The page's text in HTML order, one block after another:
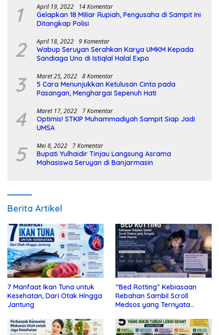
1 April 19, 2022 14 Komentar
Gelapkan 18 Miliar Rupiah, Pengusaha di Sampit Ini
Ditangkap Polisi
2 April 18, 2022 9 Komentar
Wabup Seruyan Serahkan Karya UMKM Kepada
Sandiaga Uno di Istiqlal Halal Expo
3 Maret 25, 2022 8 Komentar
5 Cara Menunjukkan Ketulusan Cinta pada
Pasangan, Menghargai Sepenuh Hati
4 Maret 17, 2022 7 Komentar
Optimis! STKIP Muhammadiyah Sampit Siap Jadi
UMSA
5 Mei 8, 2022 7 Komentar
Bupati Yulhaidir Tinjau Langsung Asrama
Mahasiswa Seruyan di Banjarmasin
Berita Artikel
7 Manfaat Ikan Tuna untuk
Kesehatan, Dari Otak Hingga
Jantung
“Bed Rotting” Kebiasaan
Rebahan Sambil Scroll
Medsos yang Ternyata